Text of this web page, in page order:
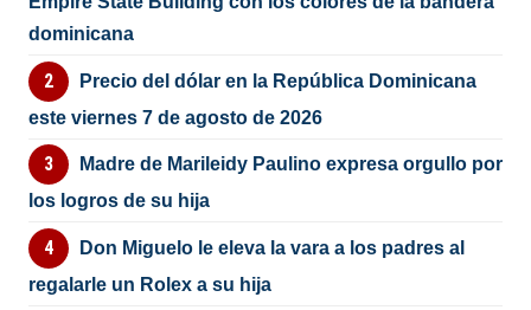
dominicana
Precio del dólar en la República Dominicana
este viernes 7 de agosto de 2026
Madre de Marileidy Paulino expresa orgullo por
los logros de su hija
Don Miguelo le eleva la vara a los padres al
regalarle un Rolex a su hija